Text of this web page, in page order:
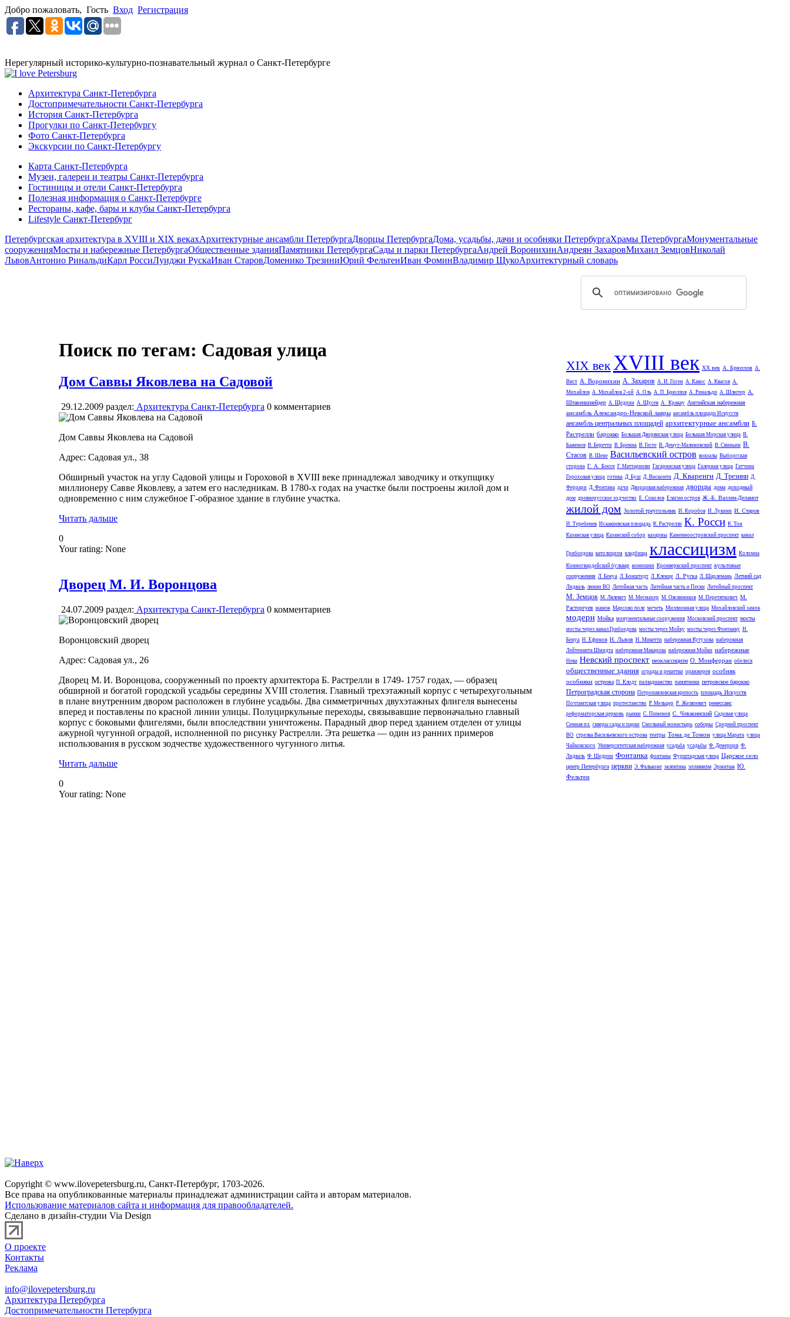
Добро пожаловать, Гость Вход Регистрация
Нерегулярный историко-культурно-познавательный журнал о Санкт-Петербурге
Архитектура Санкт-Петербурга
Достопримечательности Санкт-Петербурга
История Санкт-Петербурга
Прогулки по Санкт-Петербургу
Фото Санкт-Петербурга
Экскурсии по Санкт-Петербургу
Карта Санкт-Петербурга
Музеи, галереи и театры Санкт-Петербурга
Гостиницы и отели Санкт-Петербурга
Полезная информация о Санкт-Петербурге
Рестораны, кафе, бары и клубы Санкт-Петербурга
Lifestyle Санкт-Петербург
Петербургская архитектура в XVIII и XIX векахАрхитектурные ансамбли ПетербургаДворцы ПетербургаДома, усадьбы, дачи и особняки ПетербургаХрамы ПетербургаМонументальные
сооруженияМосты и набережные ПетербургаОбщественные зданияПамятники ПетербургаСады и парки ПетербургаАндрей ВоронихинАндреян ЗахаровМихаил ЗемцовНиколай
ЛьвовАнтонио РинальдиКарл РоссиЛуиджи РускаИван СтаровДоменико ТрезиниЮрий ФельтенИван ФоминВладимир ЩукоАрхитектурный словарь
Поиск по тегам: Садовая улица
Дом Саввы Яковлева на Садовой
29.12.2009 раздел: Архитектура Санкт-Петербурга 0 комментариев
Дом Саввы Яковлева на Садовой
Адрес: Садовая ул., 38
Обширный участок на углу Садовой улицы и Гороховой в XVIII веке принадлежал заводчику и откупщику
миллионеру Савве Яковлеву, а затем его наследникам. В 1780-х годах на участке были построены жилой дом и
одновременно с ним служебное Г-образное здание в глубине участка.
Читать дальше
0
Your rating: None
Дворец М. И. Воронцова
24.07.2009 раздел: Архитектура Санкт-Петербурга 0 комментариев
Воронцовский дворец
Адрес: Садовая ул., 26
Дворец М. И. Воронцова, сооруженный по проекту архитектора Б. Растрелли в 1749- 1757 годах, — образец
обширной и богатой городской усадьбы середины XVIII столетия. Главный трехэтажный корпус с четырехугольным
в плане внутренним двором расположен в глубине усадьбы. Два симметричных двухэтажных флигеля вынесены
вперед и поставлены по красной линии улицы. Полуциркульные переходы, связывавшие первоначально главный
корпус с боковыми флигелями, были впоследствии уничтожены. Парадный двор перед зданием отделен от улицы
ажурной чугунной оградой, исполненной по рисунку Растрелли. Эта решетка — один из ранних примеров
использования в русском зодчестве художественного чугунного литья.
Читать дальше
0
Your rating: None
XIX векXVIII век XX век А. Брюллов А.
Вист А. Воронихин А. Захаров А. И. Гоген А. Кавос А. Квасов А.
Михайлов А. Михайлов 2-ой А. Оль А. П. Брюллов А. Ринальди А. Шлютер А.
Штакеншнейдер А. Щедрин А. Щусев А. Кракау Английская набережная
ансамбль Александро-Невской лавры ансамбль площади Искусств
ансамбль центральных площадей архитектурные ансамбли Б.
Растрелли барокко Большая Дворянская улица Большая Морская улица В.
Баженов В. Беретти В. Бренна В. Гесте В. Демут-Малиновский В. Свиньин В.
Стасов В. Шене Васильевский остров вокзалы Выборгская
сторона Г. А. Боссе Г. Маттарнови Гагаринская улица Галерная улица Гатчина
Гороховая улица готика Д. Буш Д. Висконти Д. Кваренги Д. Трезини Д.
Феррари Д. Фонтана дачи Дворцовая набережная дворцы дома доходный
дом древнерусское зодчество Е. Соколов Елагин остров Ж.-Б. Валлен-Деламот
жилой дом Золотой треугольник И. Коробов И. Лукини И. Старов
И. Теребенев Исаакиевская площадь К. Растрелли К. Росси К. Тон
Казанская улица Казанский собор казармы Каменноостровский проспект канал
Грибоедова католицизм кладбища классицизм Коломна
Конногвардейский бульвар конюшни Кронверкский проспект культовые
сооружения Л. Бенуа Л. Бонштедт Л. Кленце Л. Руска Л. Шарлемань Летний сад
Лидваль линии ВО Литейная часть Литейная часть и Пески Литейный проспект
М. Земцов М. Лялевич М. Месмахер М. Овсянников М. Перетяткович М.
Расторгуев манеж Марсово поле мечеть Миллионная улица Михайловский замок
модерн Мойка монументальные сооружения Московский проспект мосты
мосты через канал Грибоедова мосты через Мойку мосты через Фонтанку Н.
Бенуа Н. Ефимов Н. Львов Н. Микетти набережная Кутузова набережная
Лейтенанта Шмидта набережная Макарова набережная Мойки набережные
Нева Невский проспект неоклассицизм О. Монферран обелиск
общественные здания ограды и решетки оранжерея особняк
особняки острова П. Клодт палладианство памятники петровское барокко
Петроградская сторона Петропавловская крепость площадь Искусств
Почтамтская улица протестанство Р. Мельцер Р. Желязевич ренессанс
реформаторская церковь рынки С. Пименов С. Чевакинский Садовая улица
Сенная пл. скверы сады и парки Смольный монастырь соборы Средний проспект
ВО стрелка Васильевского острова театры Тома де Томон улица Марата улица
Чайковского Университетская набережная усадьба усадьбы Ф. Демерцов Ф.
Лидваль Ф. Шедрин Фонтанка фонтаны Фурштадская улица Царское село
центр Петербурга церкви Э. Фальконе эклектика эллинизм Эрмитаж Ю.
Фельтен
Copyright © www.ilovepetersburg.ru, Санкт-Петербург, 1703-2026.
Все права на опубликованные материалы принадлежат администрации сайта и авторам материалов.
Использование материалов сайта и информация для правообладателей.
Сделано в дизайн-студии Via Design
О проекте
Контакты
Реклама
info@ilovepetersburg.ru
Архитектура Петербурга
Достопримечательности Петербурга